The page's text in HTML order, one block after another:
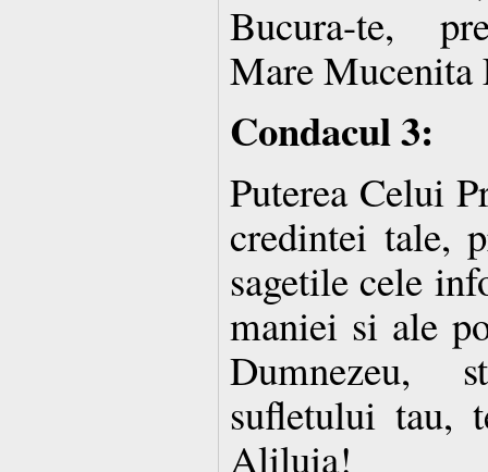
Bucura-te,
Mare Mucenita
Condacul 3:
Puterea Celui
credintei tale,
sagetile cele
maniei si ale
Dumnezeu,
sufletului tau,
Aliluia!